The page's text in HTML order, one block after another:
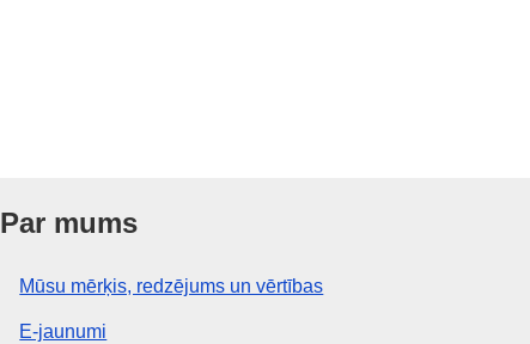
Par mums
Mūsu mērķis, redzējums un vērtības
E-jaunumi